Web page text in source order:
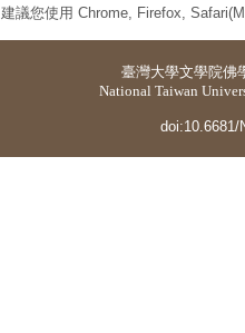
建議您使用 Chrome, Firefox,
臺灣大學文學院佛
National Taiwan
doi:10.6681/